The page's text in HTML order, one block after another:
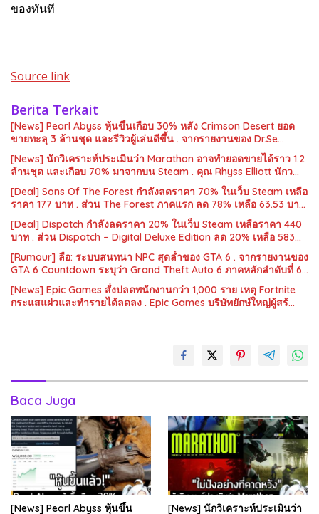
ของทันที
Source link
Berita Terkait
[News] Pearl Abyss หุ้นขึ้นเกือบ 30% หลัง Crimson Desert ยอด
ขายทะลุ 3 ล้านชุด และรีวิวผู้เล่นดีขึ้น . จากรายงานของ Dr.Se…
[News] นักวิเคราะห์ประเมินว่า Marathon อาจทำยอดขายได้ราว 1.2
ล้านชุด และเกือบ 70% มาจากบน Steam . คุณ Rhyss Elliott นักว…
[Deal] Sons Of The Forest กำลังลดราคา 70% ในเว็บ Steam เหลือ
ราคา 177 บาท . ส่วน The Forest ภาคแรก ลด 78% เหลือ 63.53 บา…
[Deal] Dispatch กำลังลดราคา 20% ในเว็บ Steam เหลือราคา 440
บาท . ส่วน Dispatch – Digital Deluxe Edition ลด 20% เหลือ 583…
[Rumour] ลือ: ระบบสนทนา NPC สุดล้ำของ GTA 6 . จากรายงานของ
GTA 6 Countdown ระบุว่า Grand Theft Auto 6 ภาคหลักลำดับที่ 6…
[News] Epic Games สั่งปลดพนักงานกว่า 1,000 ราย เหตุ Fortnite
กระแสแผ่วและทำรายได้ลดลง . Epic Games บริษัทยักษ์ใหญ่ผู้สร้…
Baca Juga
[News] Pearl Abyss หุ้นขึ้น [News] นักวิเคราะห์ประเมินว่า